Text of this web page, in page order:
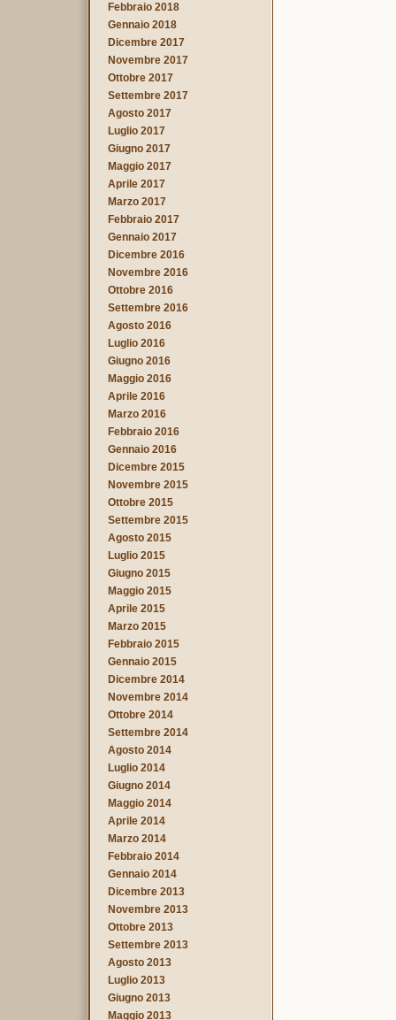
Febbraio 2018
Gennaio 2018
Dicembre 2017
Novembre 2017
Ottobre 2017
Settembre 2017
Agosto 2017
Luglio 2017
Giugno 2017
Maggio 2017
Aprile 2017
Marzo 2017
Febbraio 2017
Gennaio 2017
Dicembre 2016
Novembre 2016
Ottobre 2016
Settembre 2016
Agosto 2016
Luglio 2016
Giugno 2016
Maggio 2016
Aprile 2016
Marzo 2016
Febbraio 2016
Gennaio 2016
Dicembre 2015
Novembre 2015
Ottobre 2015
Settembre 2015
Agosto 2015
Luglio 2015
Giugno 2015
Maggio 2015
Aprile 2015
Marzo 2015
Febbraio 2015
Gennaio 2015
Dicembre 2014
Novembre 2014
Ottobre 2014
Settembre 2014
Agosto 2014
Luglio 2014
Giugno 2014
Maggio 2014
Aprile 2014
Marzo 2014
Febbraio 2014
Gennaio 2014
Dicembre 2013
Novembre 2013
Ottobre 2013
Settembre 2013
Agosto 2013
Luglio 2013
Giugno 2013
Maggio 2013